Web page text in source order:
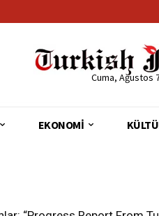
Cuma, Ağustos
EKONOMI